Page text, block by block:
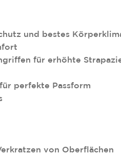
und bestes
für erhöhte
perfekte Passform
von Oberflächen